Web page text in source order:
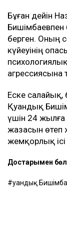
Бұған дейін
Бишімбаевпен
берген. Оның
күйеуінің
агрессиясына
Еске салайық,
Қуандық
үшін 24
жазасын өтеп
жемқорлық
Достарыңмен
Қуандық